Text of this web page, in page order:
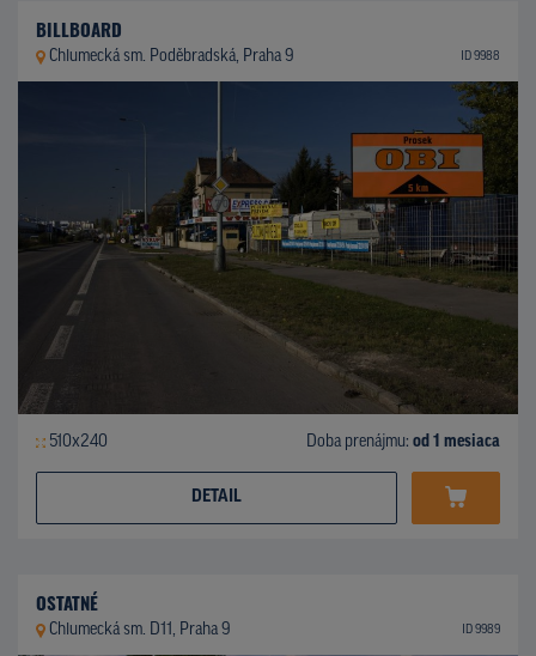
BILLBOARD
Chlumecká sm. Poděbradská, Praha 9 ID 9988
510x240 Doba prenájmu: od 1 mesiaca
DETAIL
OSTATNÉ
Chlumecká sm. D11, Praha 9 ID 9989